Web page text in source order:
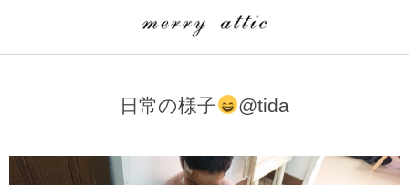
日常の様子 @tida
merry attic ミュージッククラス